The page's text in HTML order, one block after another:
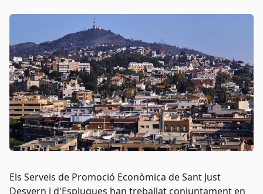
Els Serveis de Promoció Econòmica de Sant Just
Desvern i d'Esplugues han treballat conjuntament en